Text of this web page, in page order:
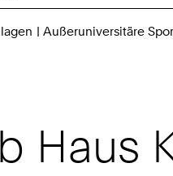
Außeruniversitäre
Haus